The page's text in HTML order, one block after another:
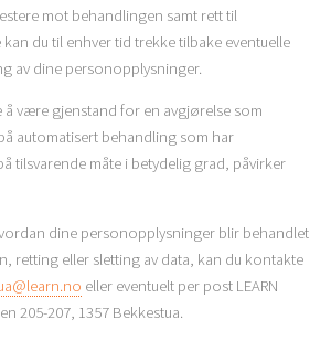
mot behandlingen samt rett til
du til enhver tid trekke tilbake eventuelle
av dine personopplysninger.
å være gjenstand for en avgjørelse som
automatisert behandling som har
tilsvarende måte i betydelig grad, påvirker
dine personopplysninger blir behandlet
retting eller sletting av data, kan du kontakte
eller eventuelt per post LEARN
205-207, 1357 Bekkestua.